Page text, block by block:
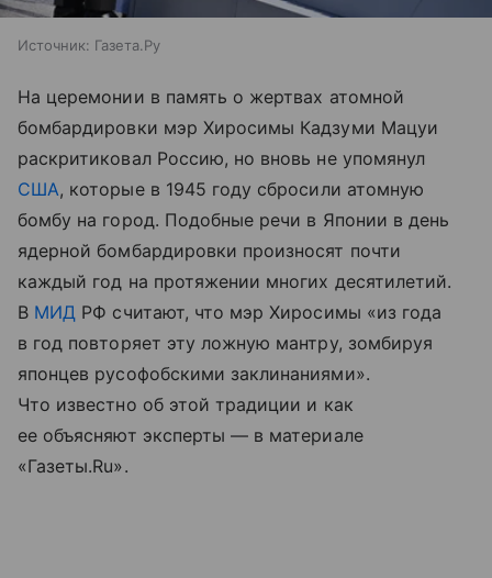
Источник: Газета.Ру
На церемонии в память о жертвах атомной
бомбардировки мэр Хиросимы Кадзуми Мацуи
раскритиковал Россию, но вновь не упомянул
США, которые в 1945 году сбросили атомную
бомбу на город. Подобные речи в Японии в день
ядерной бомбардировки произносят почти
каждый год на протяжении многих десятилетий.
В МИД РФ считают, что мэр Хиросимы «из года
в год повторяет эту ложную мантру, зомбируя
японцев русофобскими заклинаниями».
Что известно об этой традиции и как
ее объясняют эксперты — в материале
«Газеты.Ru».